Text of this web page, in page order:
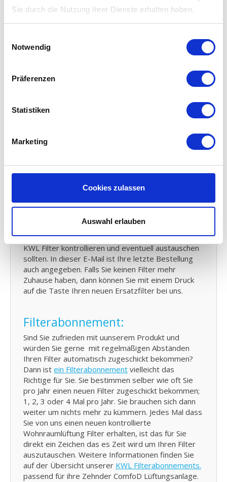
Sie durch die Nutzung ihrer Dienste erhalten haben.
Notwendig
Präferenzen
Statistiken
Marketing
Cookies zulassen
Auswahl erlauben
festgelegten EN779 Standards entsprechend
zwischen 80% und 90% betragen. Das bedeutet
haben und also mehr Schmutz auffangen als der
Standard vorschreibt. Sie können sich daher sicher
scharfen Preis kaufen. Lesen Sie hier alles
Gebrauchsanleitung für Zehnder
Haben Sie
des Zehnder
Errinerungsservice:
Sie bekommen alle sechs Monate eine Erinnerungs-
Email von uns, für jeden Moment an dem Sie Ihren
KWL Filter kontrollieren und eventuell austauschen
sollten. In dieser E-Mail ist Ihre letzte Bestellung
auch angegeben. Falls Sie keinen Filter mehr
Zuhause haben, dann können Sie mit einem Druck
auf die Taste Ihren neuen Ersatzfilter bei uns.
Filterabonnement:
Sind Sie zufrieden mit uunserem Produkt und
würden Sie gerne mit regelmäßigen Abständen
Ihren Filter automatisch zugeschickt bekommen?
Dann ist ein Filterabonnement vielleicht das
Richtige für Sie. Sie bestimmen selber wie oft Sie
pro Jahr einen neuen Filter zugeschickt bekommen;
1, 2, 3 oder 4 Mal pro Jahr. Sie brauchen sich dann
weiter um nichts mehr zu kümmern. Jedes Mal dass
Sie von uns einen neuen kontrollierte
Wohnraumlüftung Filter erhalten, ist das für Sie
direkt ein Zeichen das es Zeit wird um Ihren Filter
auszutauschen. Weitere Informationen finden Sie
auf der Übersicht unserer KWL Filterabonnements.
passend für ihre Zehnder ComfoD Lüftungsanlage.